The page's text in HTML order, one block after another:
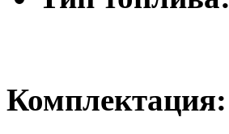
Комплектация: